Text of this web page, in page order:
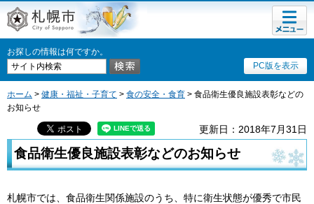
札幌市
お探しの情報は何ですか。
PC版を表示
メニュ
ー
ホーム > 健康・福祉・子育て > 食の安全・食育 > 食品衛生優良施設表彰などの
お知らせ
更新日：2018年7月31日
食品衛生優良施設表彰などのお知らせ
札幌市では、食品衛生関係施設のうち、特に衛生状態が優秀で市民